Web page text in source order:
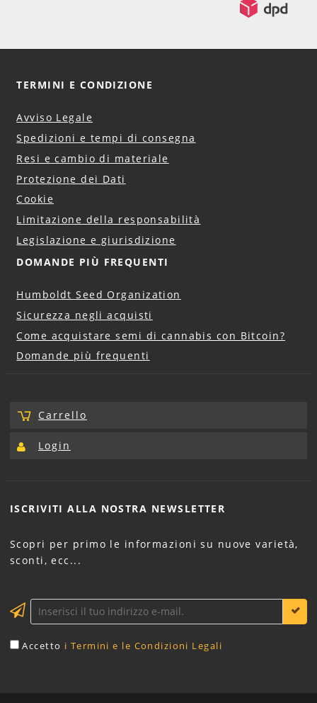
TERMINI E CONDIZIONE
Avviso Legale
Spedizioni e tempi di consegna
Resi e cambio di materiale
Protezione dei Dati
Cookie
Limitazione della responsabilità
Legislazione e giurisdizione
DOMANDE PIÙ FREQUENTI
Humboldt Seed Organization
Sicurezza negli acquisti
Come acquistare semi di cannabis con Bitcoin?
Domande più frequenti
Carrello
Login
ISCRIVITI ALLA NOSTRA NEWSLETTER
Scopri per primo le informazioni su nuove varietà,
sconti, ecc...
Accetto i Termini e le Condizioni Legali